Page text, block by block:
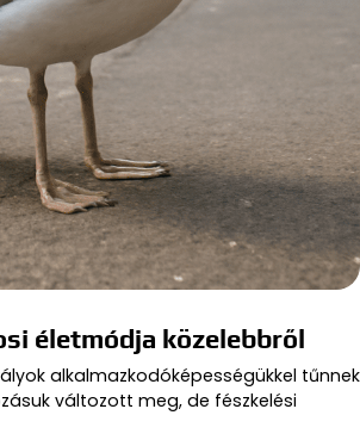
életmódja közelebbről
alkalmazkodóképességükkel tűnnek
változott meg, de fészkelési